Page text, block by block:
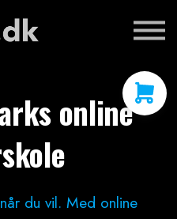
online
du vil. Med online